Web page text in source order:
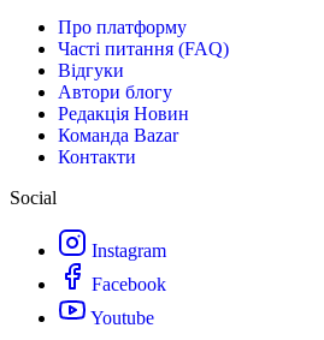
Про платформу
Часті питання (FAQ)
Відгуки
Автори блогу
Редакція Новин
Команда Bazar
Контакти
Social
Instagram
Facebook
Youtube